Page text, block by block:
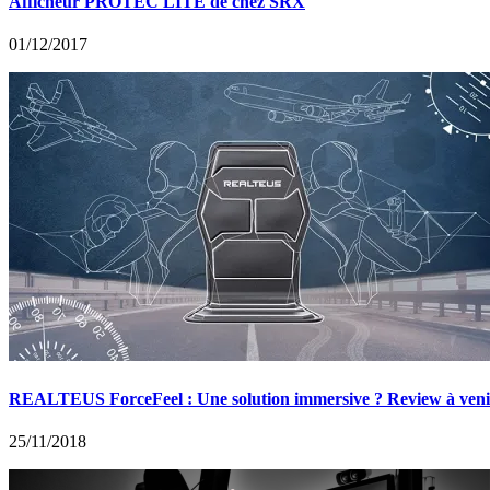
01/12/2017
REALTEUS ForceFeel : Une solution immersive ? Review à
25/11/2018